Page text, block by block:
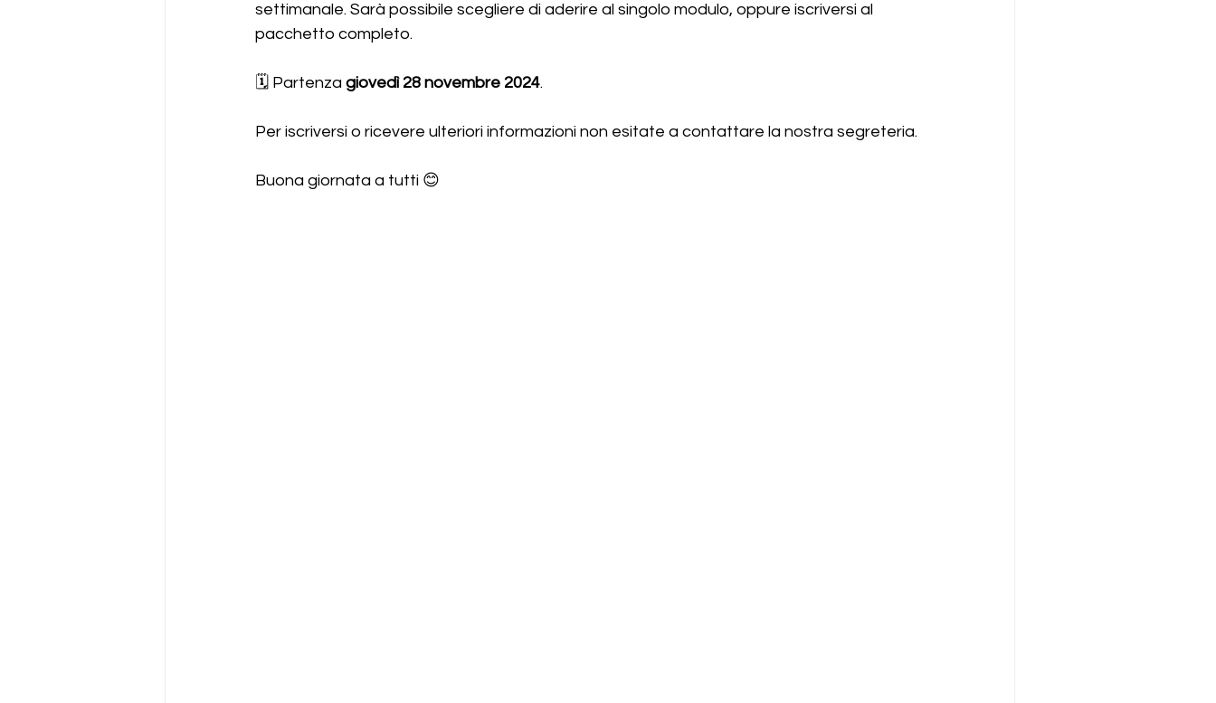
settimanale. Sarà possibile scegliere di aderire al singolo modulo, oppure iscriversi al
pacchetto completo.
🗓️ Partenza giovedì 28 novembre 2024.
Per iscriversi o ricevere ulteriori informazioni non esitate a contattare la nostra segreteria.
Buona giornata a tutti 😊